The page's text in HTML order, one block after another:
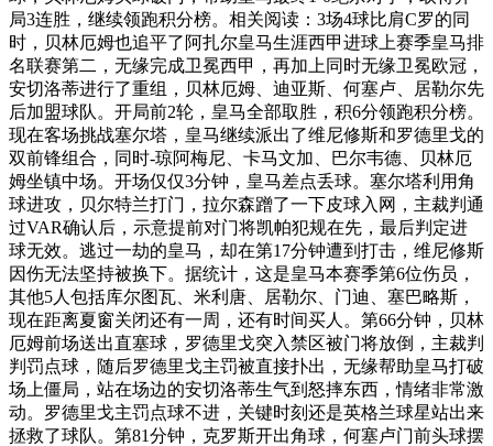
局3连胜，继续领跑积分榜。相关阅读：3场4球比肩C罗的同
时，贝林厄姆也追平了阿扎尔皇马生涯西甲进球上赛季皇马排
名联赛第二，无缘完成卫冕西甲，再加上同时无缘卫冕欧冠，
安切洛蒂进行了重组，贝林厄姆、迪亚斯、何塞卢、居勒尔先
后加盟球队。开局前2轮，皇马全部取胜，积6分领跑积分榜。
现在客场挑战塞尔塔，皇马继续派出了维尼修斯和罗德里戈的
双前锋组合，同时-琼阿梅尼、卡马文加、巴尔韦德、贝林厄
姆坐镇中场。开场仅仅3分钟，皇马差点丢球。塞尔塔利用角
球进攻，贝尔特兰打门，拉尔森蹭了一下皮球入网，主裁判通
过VAR确认后，示意提前对门将凯帕犯规在先，最后判定进
球无效。逃过一劫的皇马，却在第17分钟遭到打击，维尼修斯
因伤无法坚持被换下。据统计，这是皇马本赛季第6位伤员，
其他5人包括库尔图瓦、米利唐、居勒尔、门迪、塞巴略斯，
现在距离夏窗关闭还有一周，还有时间买人。第66分钟，贝林
厄姆前场送出直塞球，罗德里戈突入禁区被门将放倒，主裁判
判罚点球，随后罗德里戈主罚被直接扑出，无缘帮助皇马打破
场上僵局，站在场边的安切洛蒂生气到怒摔东西，情绪非常激
动。罗德里戈主罚点球不进，关键时刻还是英格兰球星站出来
拯救了球队。第81分钟，克罗斯开出角球，何塞卢门前头球摆